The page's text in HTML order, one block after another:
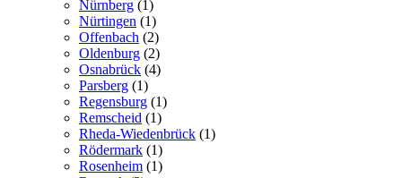
Nürnberg (1)
Nürtingen (1)
Offenbach (2)
Oldenburg (2)
Osnabrück (4)
Parsberg (1)
Regensburg (1)
Remscheid (1)
Rheda-Wiedenbrück (1)
Rödermark (1)
Rosenheim (1)